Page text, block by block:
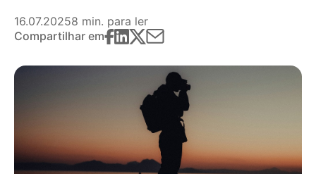
16.07.20258 min. para ler
Compartilhar em